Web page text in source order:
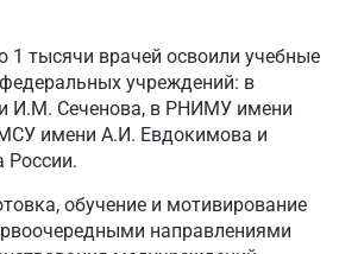
1 тысячи врачей освоили учебные
учреждений: в
И.М. Сеченова, в РНИМУ имени
имени А.И. Евдокимова и
обучение и мотивирование
направлениями